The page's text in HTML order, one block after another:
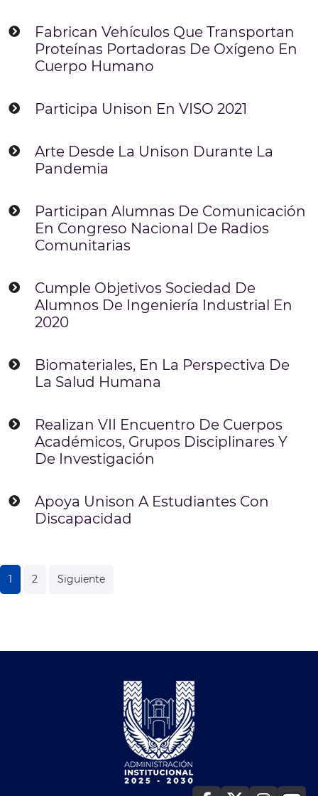
Fabrican Vehículos Que Transportan
Proteínas Portadoras De Oxígeno En
Cuerpo Humano
Participa Unison En VISO 2021
Arte Desde La Unison Durante La
Pandemia
Participan Alumnas De Comunicación
En Congreso Nacional De Radios
Comunitarias
Cumple Objetivos Sociedad De
Alumnos De Ingeniería Industrial En
2020
Biomateriales, En La Perspectiva De
La Salud Humana
Realizan VII Encuentro De Cuerpos
Académicos, Grupos Disciplinares Y
De Investigación
Apoya Unison A Estudiantes Con
Discapacidad
Navegación
de
entradas
1 2 Siguiente